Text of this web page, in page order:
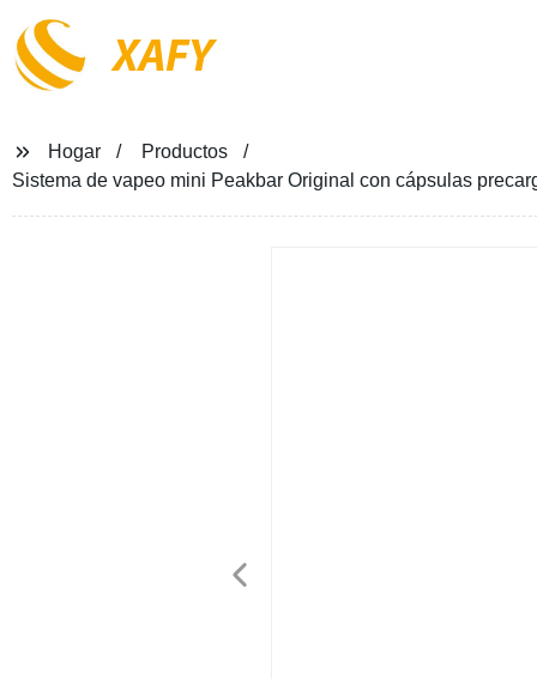
XAFY
Hogar
Productos
Sistema de vapeo mini Peakbar Original con cápsulas